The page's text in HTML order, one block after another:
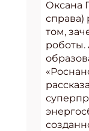
Оксана
справа)
том,
роботы.